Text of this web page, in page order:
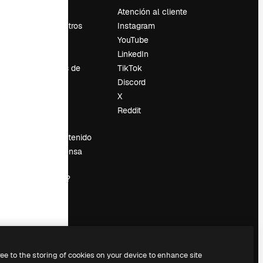
Sobre nosotros
Tendencias de
Vender contenido
Sala de prensa
magnific.ai?
Atención al cliente
Instagram
YouTube
LinkedIn
TikTok
Discord
X
Reddit
to the storing of cookies on your device to enhance site